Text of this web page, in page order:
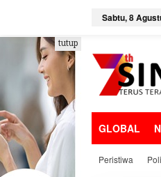
e
k
o
n
t
e
n
Sabtu, 8
GLOBAL
Peristiwa
tutup